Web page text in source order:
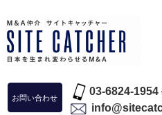
お問い合わせ
03-6824-1954